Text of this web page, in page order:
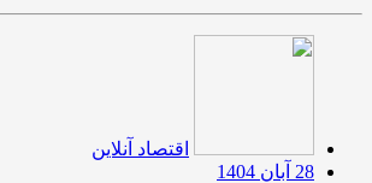
اقتصاد آنلاین
28 آبان 1404